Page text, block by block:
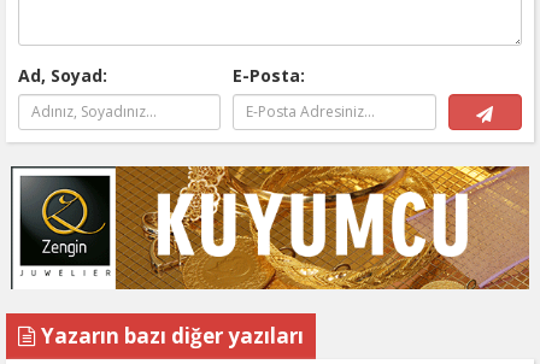
Ad, Soyad: E-Posta:
Yazarın bazı diğer yazıları